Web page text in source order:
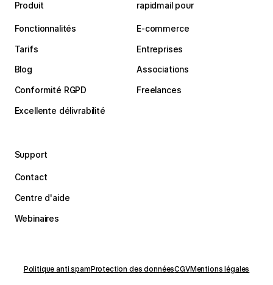
Produit
Fonctionnalités
Tarifs
Blog
Conformité RGPD
Excellente délivrabilité
rapidmail pour
E-commerce
Entreprises
Associations
Freelances
Support
Contact
Centre d'aide
Webinaires
Politique anti spam Protection des donnéesCGVMentions légales